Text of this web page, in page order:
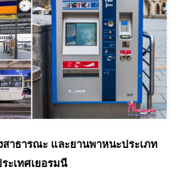
บบความงดงามที่บรรยายไว้ใน
กรเรื่องอัศวินหงส์ (The Swan
ากเนอร์ (Richard Wagner) คีต
ยุคนั้น และยังเป็นคีตกวีเอกคน
กที่ 2 อีกด้วย ความสวยงาม
ได้สร้างแรงบันดาลใจให้กับ
นำไปเป็นต้นแบบ
นิทรา (Sleeping Beauty
อีกด้วย ด้วยเหตุนี้ปราสาทนอย
สาธารณะ และยานพาหนะประเภท
ะเทศเยอรมนี